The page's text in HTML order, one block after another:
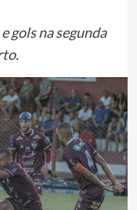
gols na segunda